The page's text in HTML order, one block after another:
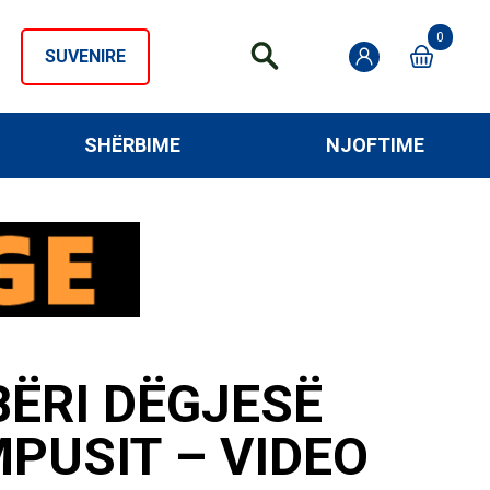
SUVENIRE
0
SHËRBIME NJOFTIME
DËGJESË
– VIDEO